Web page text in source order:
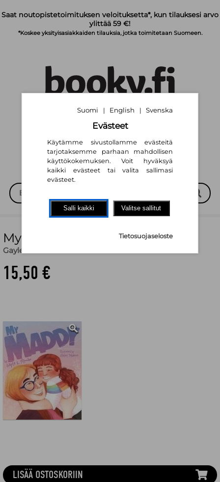
Saat noutopistetoimituksen veloituksetta*, kun tilauksesi arvo
ylittää 59 €!
*Koskee yksityisasiakkaiden tilauksia, jotka toimitetaan Suomeen.
My Maddy
Gayle E. Pitman
15,50 €
LISÄÄ OSTOSKORIIN
Suomi | English | Svenska
Evästeet
Käytämme sivustollamme evästeitä
tarjotaksemme parhaan mahdollisen
käyttökokemuksen. Voit hyväksyä
kaikki evästeet tai valita sallimasi
evästeet.
Salli kaikki Valitse sallitut
Tietosuojaseloste